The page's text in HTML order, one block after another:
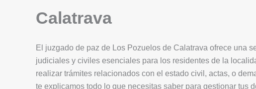
Calatrava
El juzgado de paz de Los Pozuelos de Calatrava ofrece una
judiciales y civiles esenciales para los residentes de la
realizar trámites relacionados con el estado civil, actas, o
te explicamos todo lo que necesitas saber para gestionar tus